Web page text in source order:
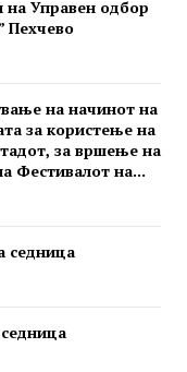
на Управен одбор
Пехчево
на начинот на
за користење на
за вршење на
Фестивалот на...
седница